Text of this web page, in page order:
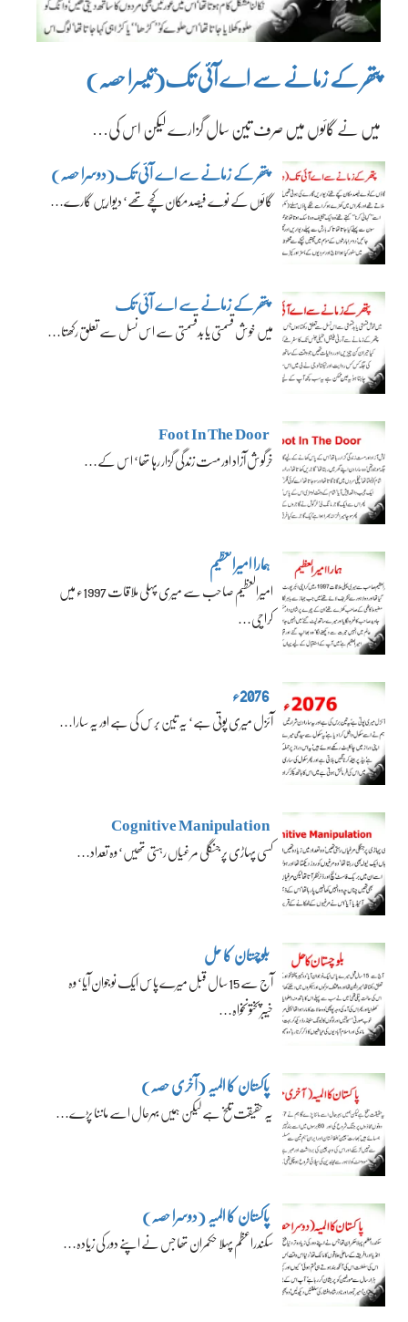
پتھر کے زمانے سے اے آئی تک(تیسرا حصہ)
میں نے گائوں میں صرف تین سال گزارے لیکن اس کی…
پتھر کے زمانے سے اے آئی تک(دوسرا حصہ)
گائوں کے نوے فیصد مکان کچے تھے‘ دیواریں گارے…
پتھر کے زمانے سے اے آئی تک
میں خوش قسمتی یا بدقسمتی سے اس نسل سے تعلق رکھتا…
Foot In The Door
خرگوش آزاد اور مست زندگی گزار رہا تھا‘ اس کے…
ہمارا امیرالعظیم
امیرالعظیم صاحب سے میری پہلی ملاقات 1997ء میں
کراچی…
2076ء
آئزل میری پوتی ہے‘ یہ تین برس کی ہے اور یہ سارا…
Cognitive Manipulation
کسی پہاڑی پر جنگلی مرغیاں رہتی تھیں‘ وہ تعداد…
بلوچستان کا حل
آج سے 15 سال قبل میرے پاس ایک نوجوان آیا‘ وہ
خیبرپختونخواہ…
پاکستان کا المیہ (آخری حصہ)
یہ حقیقت تلخ ہے لیکن ہمیں بہرحال اسے ماننا پڑے…
پاکستان کا المیہ (دوسرا حصہ)
سکندراعظم پہلا حکمران تھا جس نے اپنے دور کی زیادہ…